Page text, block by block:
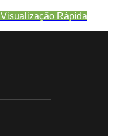
Visualização Rápida